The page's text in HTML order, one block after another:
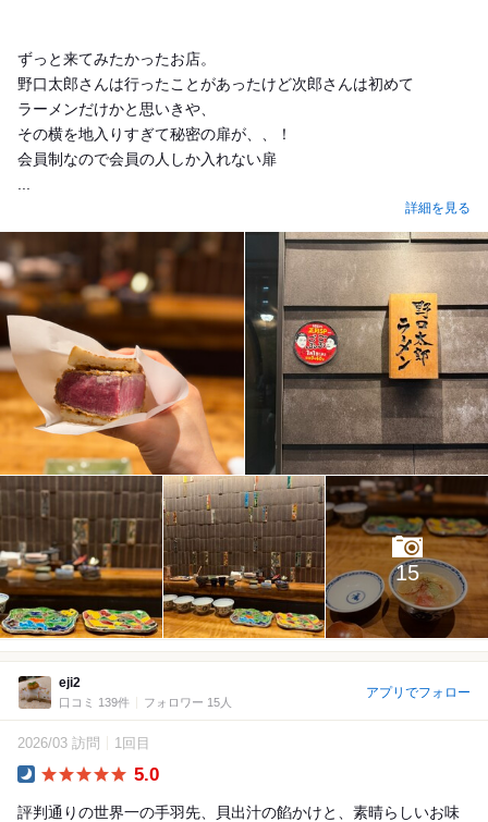
ずっと来てみたかったお店。
野口太郎さんは行ったことがあったけど次郎さんは初めて
ラーメンだけかと思いきや、
その横を地入りすぎて秘密の扉が、、！
会員制なので会員の人しか入れない扉
詳細を見る
15
eji2
口コミ 139件 フォロワー 15人
アプリでフォロー
2026/03 訪問 1回目
5.0
評判通りの世界一の手羽先、貝出汁の餡かけと、素晴らしいお味